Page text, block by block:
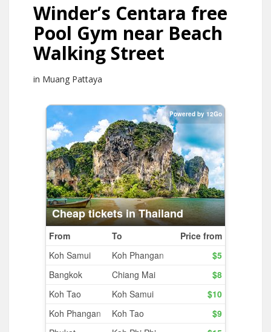
Winder’s Centara free
Pool Gym near Beach
Walking Street
in Muang Pattaya